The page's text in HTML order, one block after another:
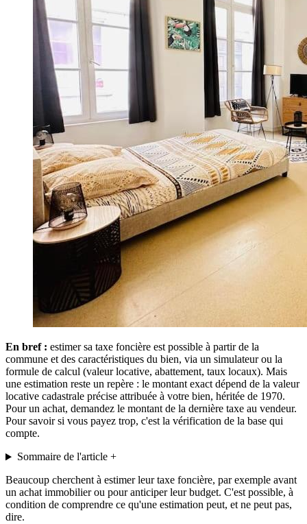
En bref : estimer sa taxe foncière est possible à partir de la
commune et des caractéristiques du bien, via un simulateur ou la
formule de calcul (valeur locative, abattement, taux locaux). Mais
une estimation reste un repère : le montant exact dépend de la valeur
locative cadastrale précise attribuée à votre bien, héritée de 1970.
Pour un achat, demandez le montant de la dernière taxe au vendeur.
Pour savoir si vous payez trop, c'est la vérification de la base qui
compte.
Sommaire de l'article+
Beaucoup cherchent à estimer leur taxe foncière, par exemple avant
un achat immobilier ou pour anticiper leur budget. C'est possible, à
condition de comprendre ce qu'une estimation peut, et ne peut pas,
dire.